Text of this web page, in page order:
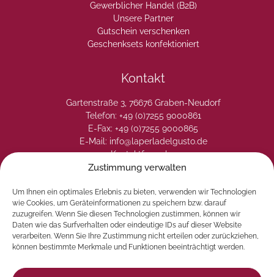
Zustimmung verwalten
Um Ihnen ein optimales Erlebnis zu bieten, verwenden wir Technologien
wie Cookies, um Geräteinformationen zu speichern bzw. darauf
zuzugreifen. Wenn Sie diesen Technologien zustimmen, können wir
Daten wie das Surfverhalten oder eindeutige IDs auf dieser Website
verarbeiten. Wenn Sie Ihre Zustimmung nicht erteilen oder zurückziehen,
können bestimmte Merkmale und Funktionen beeinträchtigt werden.
Gewerblicher Handel (B2B)
Unsere Partner
Gutschein verschenken
Geschenksets konfektioniert
Kontakt
Gartenstraße 3, 76676 Graben-Neudorf
Telefon: +49 (0)7255 9000861
E-Fax: +49 (0)7255 9000865
E-Mail: info@laperladelgusto.de
Kontaktformular